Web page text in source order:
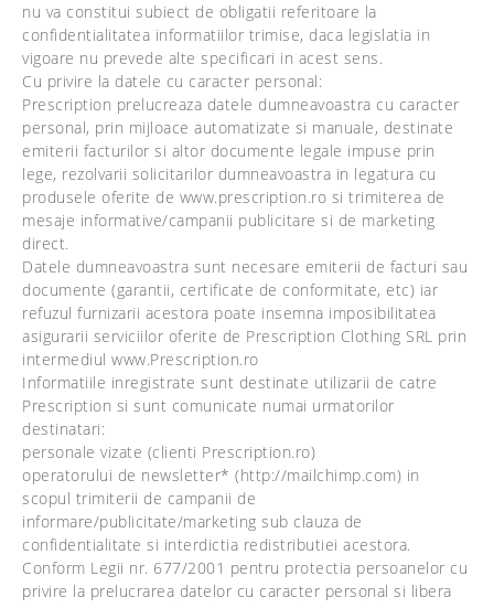
nu va constitui subiect de obligatii referitoare la
confidentialitatea informatiilor trimise, daca legislatia in
vigoare nu prevede alte specificari in acest sens.
Cu privire la datele cu caracter personal:
Prescription prelucreaza datele dumneavoastra cu caracter
personal, prin mijloace automatizate si manuale, destinate
emiterii facturilor si altor documente legale impuse prin
lege, rezolvarii solicitarilor dumneavoastra in legatura cu
produsele oferite de www.prescription.ro si trimiterea de
mesaje informative/campanii publicitare si de marketing
direct.
Datele dumneavoastra sunt necesare emiterii de facturi sau
documente (garantii, certificate de conformitate, etc) iar
refuzul furnizarii acestora poate insemna imposibilitatea
asigurarii serviciilor oferite de Prescription Clothing SRL prin
intermediul www.Prescription.ro
Informatiile inregistrate sunt destinate utilizarii de catre
Prescription si sunt comunicate numai urmatorilor
destinatari:
personale vizate (clienti Prescription.ro)
operatorului de newsletter* (http://mailchimp.com) in
scopul trimiterii de campanii de
informare/publicitate/marketing sub clauza de
confidentialitate si interdictia redistributiei acestora.
Conform Legii nr. 677/2001 pentru protectia persoanelor cu
privire la prelucrarea datelor cu caracter personal si libera